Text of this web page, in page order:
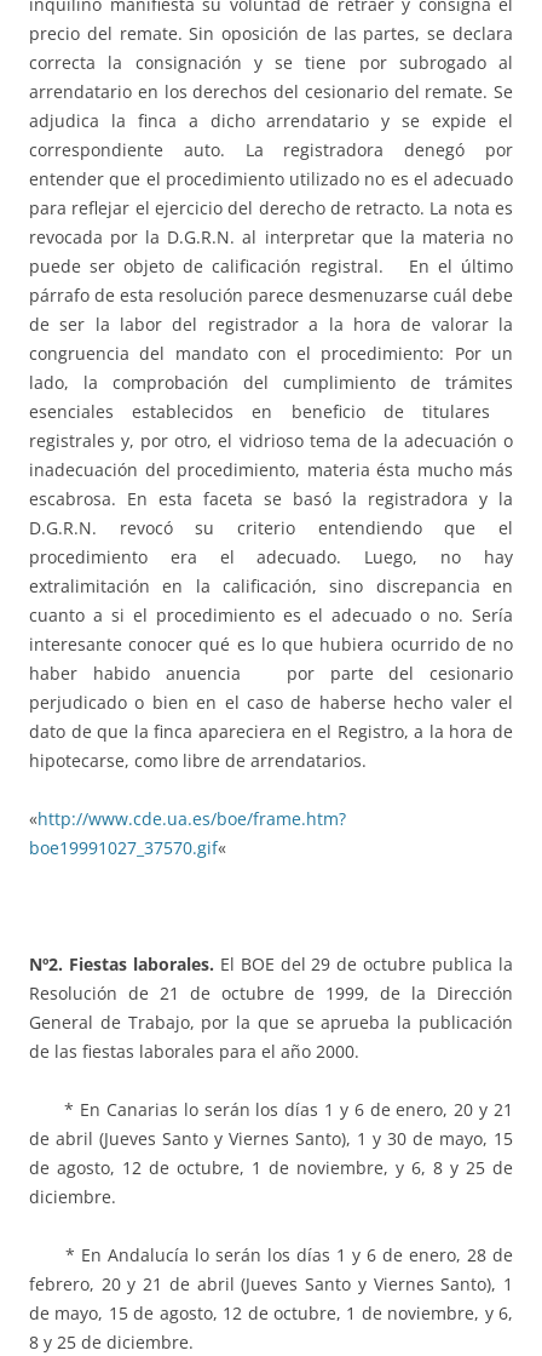
inquilino manifiesta su voluntad de retraer y consigna el
precio del remate. Sin oposición de las partes, se declara
correcta la consignación y se tiene por subrogado al
arrendatario en los derechos del cesionario del remate. Se
adjudica la finca a dicho arrendatario y se expide el
correspondiente auto. La registradora denegó por
entender que el procedimiento utilizado no es el adecuado
para reflejar el ejercicio del derecho de retracto. La nota es
revocada por la D.G.R.N. al interpretar que la materia no
puede ser objeto de calificación registral. En el último
párrafo de esta resolución parece desmenuzarse cuál debe
de ser la labor del registrador a la hora de valorar la
congruencia del mandato con el procedimiento: Por un
lado, la comprobación del cumplimiento de trámites
esenciales establecidos en beneficio de titulares
registrales y, por otro, el vidrioso tema de la adecuación o
inadecuación del procedimiento, materia ésta mucho más
escabrosa. En esta faceta se basó la registradora y la
D.G.R.N. revocó su criterio entendiendo que el
procedimiento era el adecuado. Luego, no hay
extralimitación en la calificación, sino discrepancia en
cuanto a si el procedimiento es el adecuado o no. Sería
interesante conocer qué es lo que hubiera ocurrido de no
haber habido anuencia por parte del cesionario
perjudicado o bien en el caso de haberse hecho valer el
dato de que la finca apareciera en el Registro, a la hora de
hipotecarse, como libre de arrendatarios.
«http://www.cde.ua.es/boe/frame.htm?
boe19991027_37570.gif«
Nº2. Fiestas laborales. El BOE del 29 de octubre publica la
Resolución de 21 de octubre de 1999, de la Dirección
General de Trabajo, por la que se aprueba la publicación
de las fiestas laborales para el año 2000.
* En Canarias lo serán los días 1 y 6 de enero, 20 y 21
de abril (Jueves Santo y Viernes Santo), 1 y 30 de mayo, 15
de agosto, 12 de octubre, 1 de noviembre, y 6, 8 y 25 de
diciembre.
* En Andalucía lo serán los días 1 y 6 de enero, 28 de
febrero, 20 y 21 de abril (Jueves Santo y Viernes Santo), 1
de mayo, 15 de agosto, 12 de octubre, 1 de noviembre, y 6,
8 y 25 de diciembre.